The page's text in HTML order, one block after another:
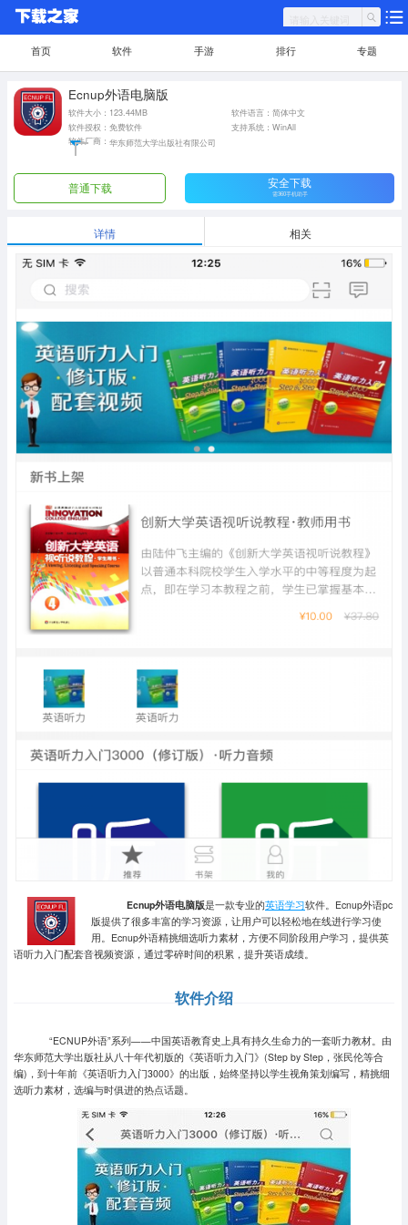
首页 软件 手游 排行 专题
Ecnup外语电脑版
软件大小：123.44MB
软件语言：简体中文
软件授权：免费软件
支持系统：WinAll
软件厂商： 华东师范大学出版社有限公司
普通下载 安全下载
需360手机助手
详情 相关
Ecnup外语电脑版是一款专业的英语学习软件。Ecnup外语pc
版提供了很多丰富的学习资源，让用户可以轻松地在线进行学习使
用。Ecnup外语精挑细选听力素材，方便不同阶段用户学习，提供英
语听力入门配套音视频资源，通过零碎时间的积累，提升英语成绩。
软件介绍
“ECNUP外语”系列——中国英语教育史上具有持久生命力的一套听力教材。由
华东师范大学出版社从八十年代初版的《英语听力入门》(Step by Step，张民伦等合
编)，到十年前《英语听力入门3000》的出版，始终坚持以学生视角策划编写，精挑细
选听力素材，选编与时俱进的热点话题。